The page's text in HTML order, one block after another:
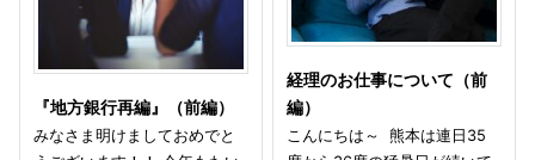
『地方銀行再編』（前編）
みなさま明けましておめでと
経理のお仕事について（前
編）
こんにちは～ 熊本は連日35